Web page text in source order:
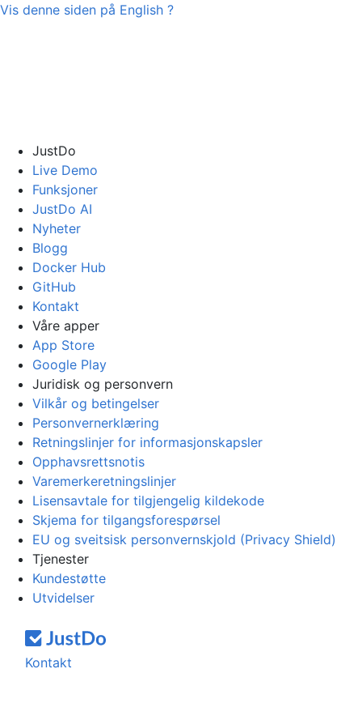
Vis denne siden på English ?
JustDo
Live Demo
Funksjoner
JustDo AI
Nyheter
Blogg
Docker Hub
GitHub
Kontakt
Våre apper
App Store
Google Play
Juridisk og personvern
Vilkår og betingelser
Personvernerklæring
Retningslinjer for informasjonskapsler
Opphavsrettsnotis
Varemerkeretningslinjer
Lisensavtale for tilgjengelig kildekode
Skjema for tilgangsforespørsel
EU og sveitsisk personvernskjold (Privacy Shield)
Tjenester
Kundestøtte
Utvidelser
Kontakt